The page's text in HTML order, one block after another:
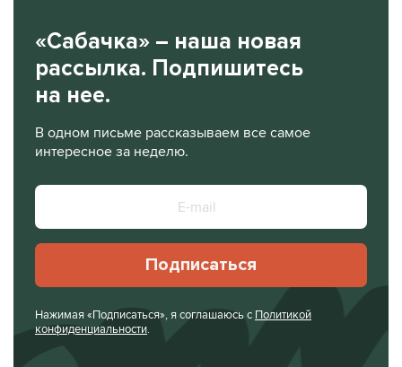
«Сабачка» – наша новая
рассылка. Подпишитесь
на нее.
В одном письме рассказываем все самое
интересное за неделю.
Подписаться
Нажимая «Подписаться», я соглашаюсь с Политикой
конфиденциальности.